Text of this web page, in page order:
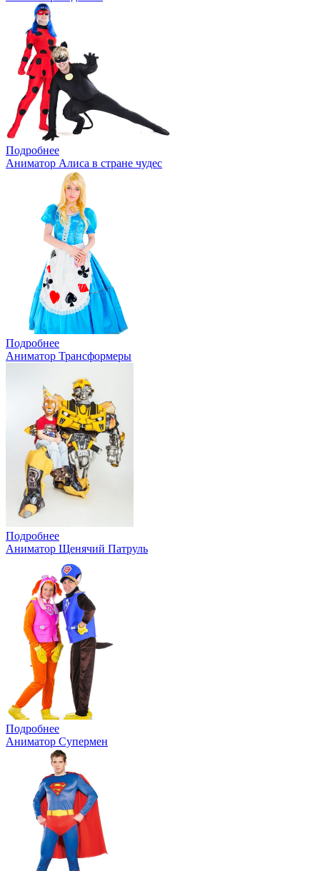
Подробнее
Аниматор Алиса в стране чудес
Подробнее
Аниматор Трансформеры
Подробнее
Аниматор Щенячий Патруль
Подробнее
Аниматор Супермен